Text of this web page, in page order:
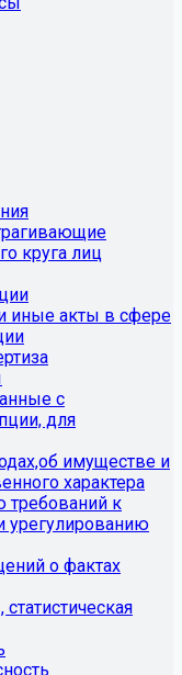
круга лиц
иные акты в сфере
с
для
имуществе и
характера
к
о фактах